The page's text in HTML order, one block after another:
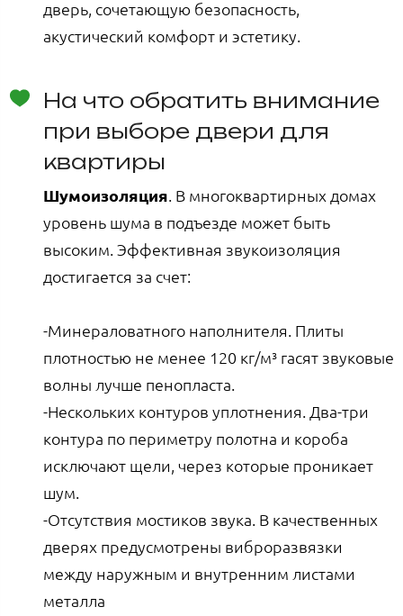
дверь, сочетающую безопасность,
акустический комфорт и эстетику.
На что обратить внимание
при выборе двери для
квартиры
Шумоизоляция. В многоквартирных домах
уровень шума в подъезде может быть
высоким. Эффективная звукоизоляция
достигается за счет:
-Минераловатного наполнителя. Плиты
плотностью не менее 120 кг/м³ гасят звуковые
волны лучше пенопласта.
-Нескольких контуров уплотнения. Два-три
контура по периметру полотна и короба
исключают щели, через которые проникает
шум.
-Отсутствия мостиков звука. В качественных
дверях предусмотрены виброразвязки
между наружным и внутренним листами
металла